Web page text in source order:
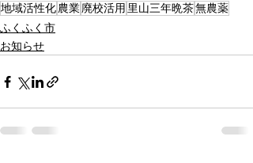
地域活性化農業廃校活用 里山三年晩茶無農薬
ふくふく市
お知らせ